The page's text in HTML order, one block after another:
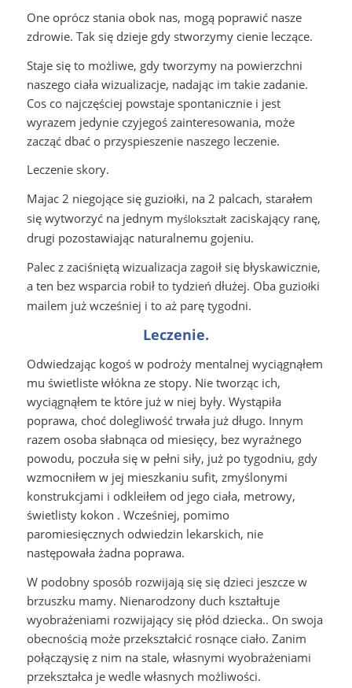
One oprócz stania obok nas, mogą poprawić nasze
zdrowie. Tak się dzieje gdy stworzymy cienie leczące.
Staje się to możliwe, gdy tworzymy na powierzchni
naszego ciała wizualizacje, nadając im takie zadanie.
Cos co najczęściej powstaje spontanicznie i jest
wyrazem jedynie czyjegoś zainteresowania, może
zacząć dbać o przyspieszenie naszego leczenie.
Leczenie skory.
Majac 2 niegojące się guziołki, na 2 palcach, starałem
się wytworzyć na jednym myślokształt zaciskający ranę,
drugi pozostawiając naturalnemu gojeniu.
Palec z zaciśniętą wizualizacja zagoił się błyskawicznie,
a ten bez wsparcia robił to tydzień dłużej. Oba guziołki
mailem już wcześniej i to aż parę tygodni.
Leczenie.
Odwiedzając kogoś w podroży mentalnej wyciągnąłem
mu świetliste włókna ze stopy. Nie tworząc ich,
wyciągnąłem te które już w niej były. Wystąpiła
poprawa, choć dolegliwość trwała już długo. Innym
razem osoba słabnąca od miesięcy, bez wyraźnego
powodu, poczuła się w pełni siły, już po tygodniu, gdy
wzmocniłem w jej mieszkaniu sufit, zmyślonymi
konstrukcjami i odkleiłem od jego ciała, metrowy,
świetlisty kokon . Wcześniej, pomimo
paromiesięcznych odwiedzin lekarskich, nie
następowała żadna poprawa.
W podobny sposób rozwijają się się dzieci jeszcze w
brzuszku mamy. Nienarodzony duch kształtuje
wyobrażeniami rozwijający się płód dziecka.. On swoja
obecnością może przekształcić rosnące ciało. Zanim
połącząysię z nim na stale, własnymi wyobrażeniami
przekształca je wedle własnych możliwości.